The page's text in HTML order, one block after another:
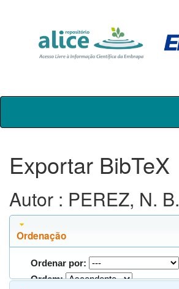
Skip
Exportar BibTeX
Autor : PEREZ, N. B.
Ordenação
Ordenar por:
Ordem: